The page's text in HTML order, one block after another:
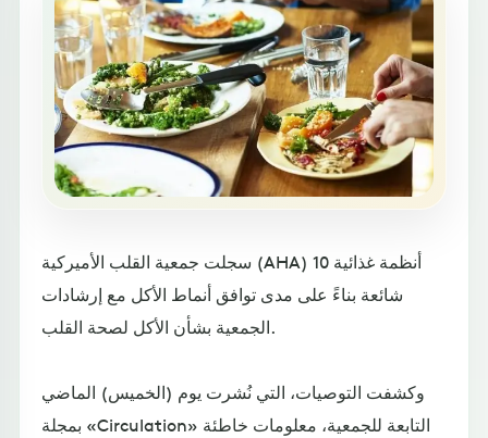
سجلت جمعية القلب الأميركية (AHA) 10 أنظمة غذائية
شائعة بناءً على مدى توافق أنماط الأكل مع إرشادات
الجمعية بشأن الأكل لصحة القلب.
وكشفت التوصيات، التي نُشرت يوم (الخميس) الماضي
بمجلة «Circulation» التابعة للجمعية، معلومات خاطئة